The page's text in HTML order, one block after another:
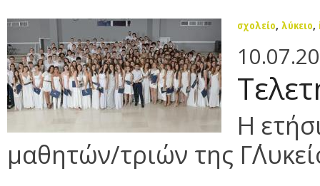
σχολείο, λύκειο,
Η
μαθητών/τριών της